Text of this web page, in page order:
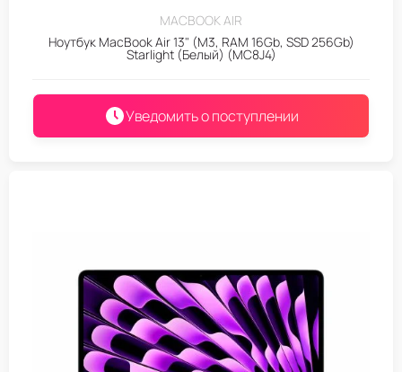
MACBOOK AIR
Ноутбук MacBook Air 13" (M3, RAM 16Gb, SSD 256Gb)
Starlight (Белый) (MC8J4)
Уведомить о поступлении